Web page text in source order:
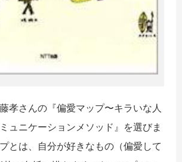
孝さんの『偏愛マップ〜キラいな人
ュニケーションメソッド』を選びま
とは、自分が好きなもの（偏愛して